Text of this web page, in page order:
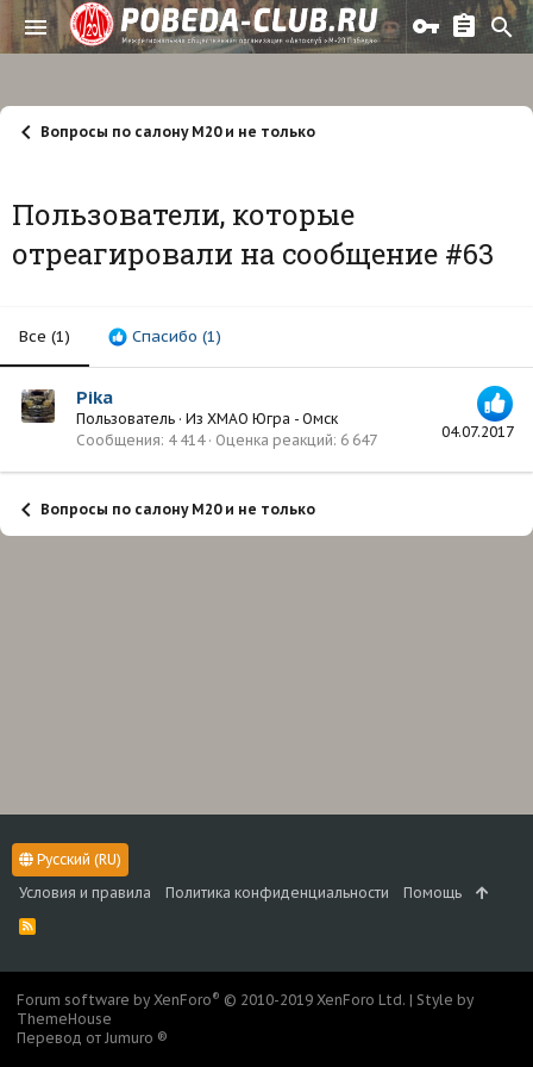
Вопросы по салону М20 и не только
Пользователи, которые
отреагировали на сообщение #63
Все (1) Спасибо (1)
04.07.2017
Pika
Пользователь · Из ХМАО Югра - Омск
Сообщения 4 414 Оценка реакций 6 647
Вопросы по салону М20 и не только
Русский (RU)
Условия и правила
Политика конфиденциальности Помощь
R
S
Forum software by XenForo® © 2010-2019 XenForo Ltd. | Style by
ThemeHouse
Перевод от Jumuro ®